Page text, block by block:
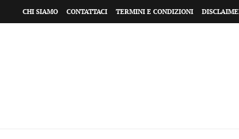
CHI SIAMO CONTATTACI TERMINI E CONDIZIONI